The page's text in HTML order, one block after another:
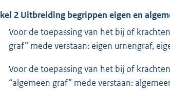
2 Uitbreiding begrippen eigen en
Voor de toepassing van het bij of
graf” mede verstaan: eigen urnengraf,
Voor de toepassing van het bij of
“algemeen graf” mede verstaan: